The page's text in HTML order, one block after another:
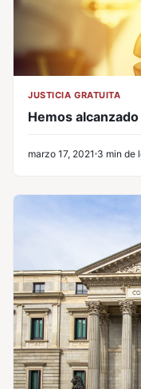
JUSTICIA GRATUITA
Hemos
marzo 17, 2021 3 min de